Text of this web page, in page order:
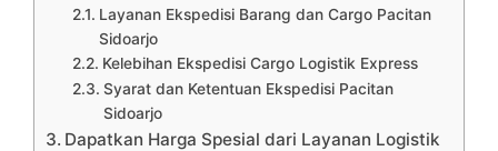
Layanan Ekspedisi Barang dan Cargo Pacitan
Sidoarjo
Kelebihan Ekspedisi Cargo Logistik Express
Syarat dan Ketentuan Ekspedisi Pacitan
Sidoarjo
Dapatkan Harga Spesial dari Layanan Logistik